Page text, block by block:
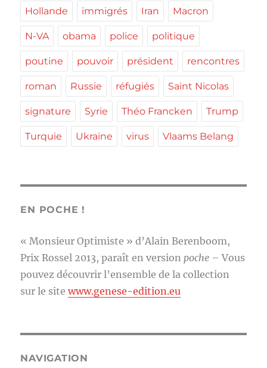
Hollande immigrés Iran Macron
N-VA obama police politique
poutine pouvoir président rencontres
roman Russie réfugiés Saint Nicolas
signature Syrie Théo Francken Trump
Turquie Ukraine virus Vlaams Belang
EN POCHE !
« Monsieur Optimiste » d’Alain Berenboom,
Prix Rossel 2013, paraît en version poche – Vous
pouvez découvrir l’ensemble de la collection
sur le sitewww.genese-edition.eu
NAVIGATION